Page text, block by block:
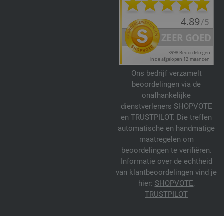
Ons bedrijf verzamelt
beoordelingen via de
onafhankelijke
dienstverleners SHOPVOTE
en TRUSTPILOT. Die treffen
automatische en handmatige
maatregelen om
beoordelingen te verifiëren.
Informatie over de echtheid
van klantbeoordelingen vind je
hier: SHOPVOTE,
TRUSTPILOT